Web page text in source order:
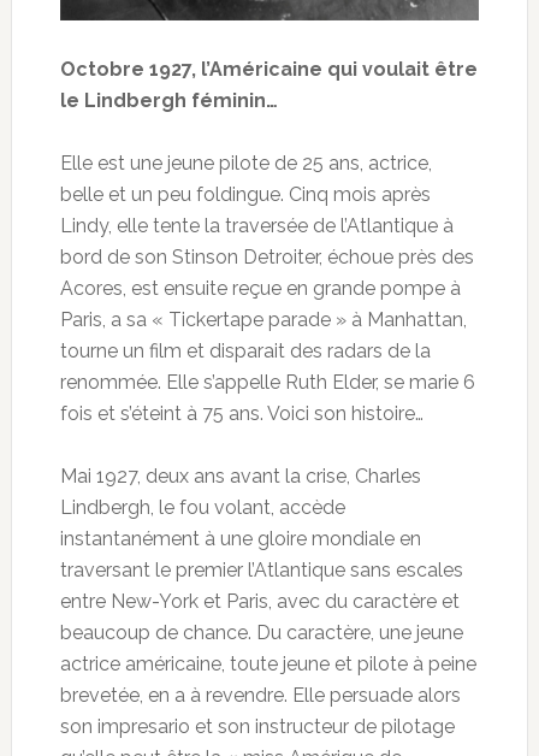
Octobre 1927, l’Américaine qui voulait être
le Lindbergh féminin…
Elle est une jeune pilote de 25 ans, actrice,
belle et un peu foldingue. Cinq mois après
Lindy, elle tente la traversée de l’Atlantique à
bord de son Stinson Detroiter, échoue près des
Acores, est ensuite reçue en grande pompe à
Paris, a sa « Tickertape parade » à Manhattan,
tourne un film et disparait des radars de la
renommée. Elle s’appelle Ruth Elder, se marie 6
fois et s’éteint à 75 ans. Voici son histoire…
Mai 1927, deux ans avant la crise, Charles
Lindbergh, le fou volant, accède
instantanément à une gloire mondiale en
traversant le premier l’Atlantique sans escales
entre New-York et Paris, avec du caractère et
beaucoup de chance. Du caractère, une jeune
actrice américaine, toute jeune et pilote à peine
brevetée, en a à revendre. Elle persuade alors
son impresario et son instructeur de pilotage